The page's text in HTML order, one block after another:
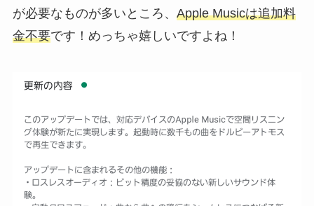
が必要なものが多いところ、 Apple Musicは追加料
金不要です！めっちゃ嬉しいですよね！